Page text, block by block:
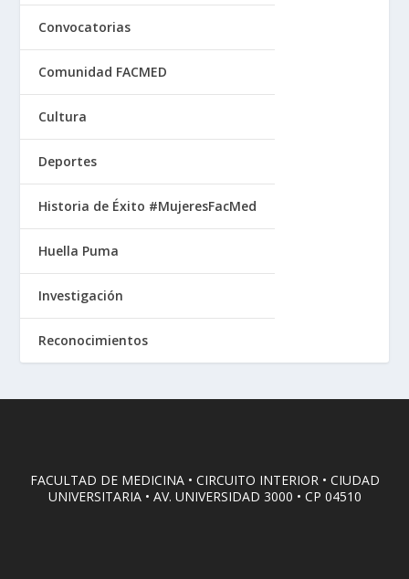
Convocatorias
Comunidad FACMED
Cultura
Deportes
Historia de Éxito #MujeresFacMed
Huella Puma
Investigación
Reconocimientos
FACULTAD DE MEDICINA • CIRCUITO INTERIOR • CIUDAD
UNIVERSITARIA • AV. UNIVERSIDAD 3000 • CP 04510